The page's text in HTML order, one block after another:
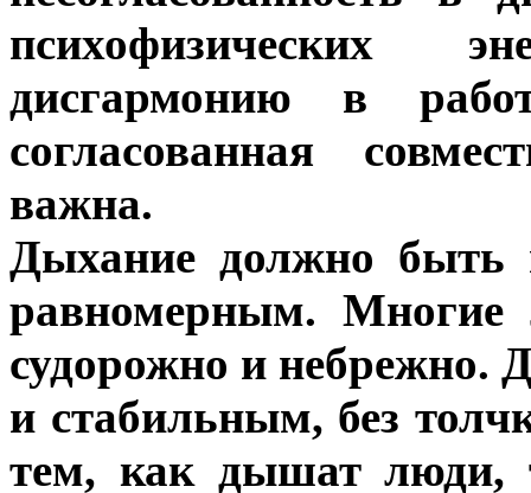
психофизических
дисгармонию в
согласованная
важна.
Дыхание должно
равномерным.
судорожно и
и стабильным, без
тем, как дышат люди,